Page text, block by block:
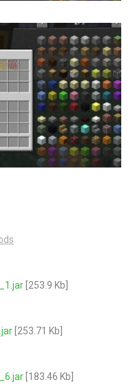
[253.9 Kb]
[253.71 Kb]
[183.46 Kb]